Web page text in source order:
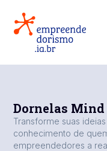
Dornelas Mind
Transforme suas
conhecimento de
empreendedores a